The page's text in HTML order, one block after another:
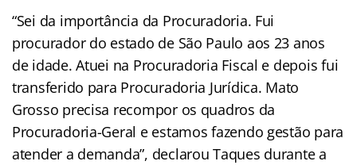
“Sei da importância da Procuradoria. Fui
procurador do estado de São Paulo aos 23 anos
de idade. Atuei na Procuradoria Fiscal e depois fui
transferido para Procuradoria Jurídica. Mato
Grosso precisa recompor os quadros da
Procuradoria-Geral e estamos fazendo gestão para
atender a demanda”, declarou Taques durante a